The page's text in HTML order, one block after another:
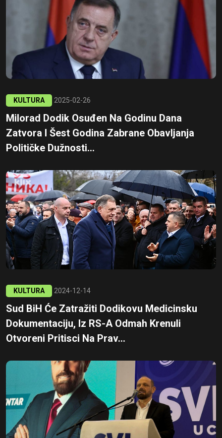
KULTURA 2025-02-26
Milorad Dodik Osuđen Na Godinu Dana
Zatvora I Šest Godina Zabrane Obavljanja
Političke Dužnosti...
KULTURA 2024-12-14
Sud BiH Će Zatražiti Dodikovu Medicinsku
Dokumentaciju, Iz RS-A Odmah Krenuli
Otvoreni Pritisci Na Prav...